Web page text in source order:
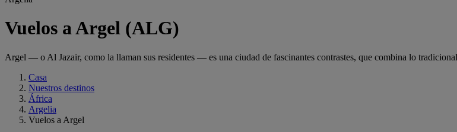
Vuelos a Argel (ALG)
Argel — o Al Jazair, como la llaman sus residentes — es una ciudad de fascinantes contrastes, que combina lo
Casa
Nuestros destinos
África
Argelia
Vuelos a Argel